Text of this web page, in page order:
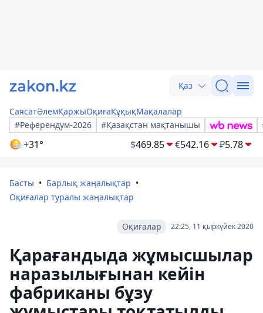
Қаз
СаясатӘлемҚаржыОқиғаҚұқықМақалалар
#Референдум-2026
#Қазақстан мақтанышы
+31° $469.85 €542.16 ₽5.78
Басты
Барлық жаңалықтар
Оқиғалар туралы жаңалықтар
22:25, 11 қыркүйек 2020
Оқиғалар
Қарағандыда жұмысшылар
наразылығынан кейін
фабриканы бұзу